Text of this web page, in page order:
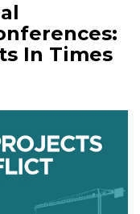
In Times